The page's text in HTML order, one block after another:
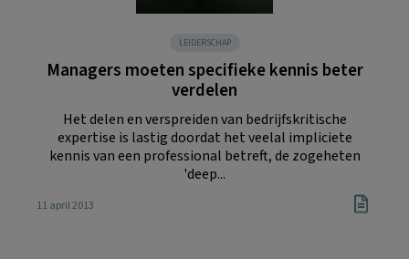
LEIDERSCHAP
Managers moeten specifieke kennis beter
verdelen
Het delen en verspreiden van bedrijfskritische
expertise is lastig doordat het veelal impliciete
kennis van een professional betreft, de zogeheten
'deep...
11 april 2013